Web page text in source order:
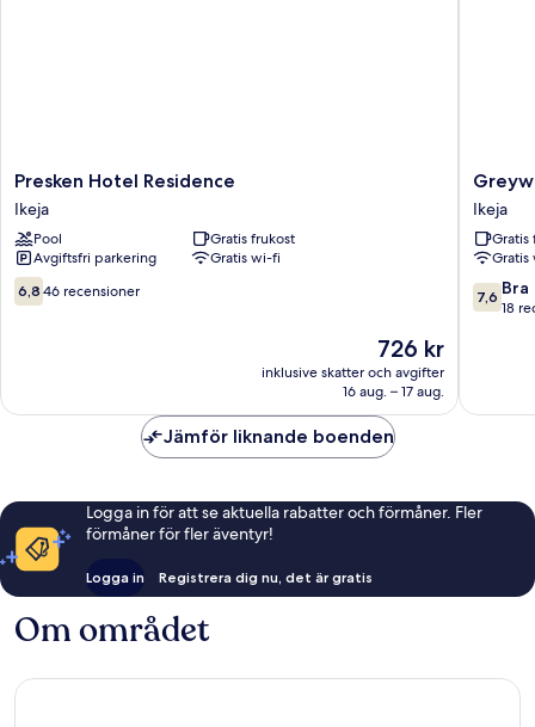
Presken
Hotel
Residence
Ikeja
Presken Hotel Residence
Ikeja
Pool
Gratis frukost
Avgiftsfri parkering
Gratis wi-fi
6.8
av
6,8 46 recensioner
Priset
är
726 kr
726 kr
inklusive skatter och avgifter
16 aug. – 17 aug.
Hotel
and
Ikeja
Ikeja
Gratis
7.6
av
7,6 Bra
18
Jämför liknande boenden
Logga in för att se aktuella rabatter och förmåner. Fler
förmåner för fler äventyr!
Logga in Registrera dig nu, det är gratis
Om området